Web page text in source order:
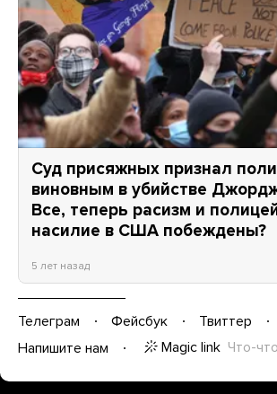
Суд присяжных признал
виновным в убийстве
Все, теперь расизм и
насилие в США побеждены?
5 лет назад
Телеграм Фейсбук Твиттер
Напишите нам
Magic link Что-